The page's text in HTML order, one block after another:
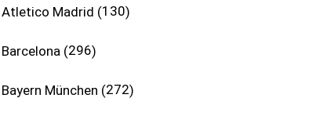
Atletico Madrid 130
Barcelona 296
Bayern München 272